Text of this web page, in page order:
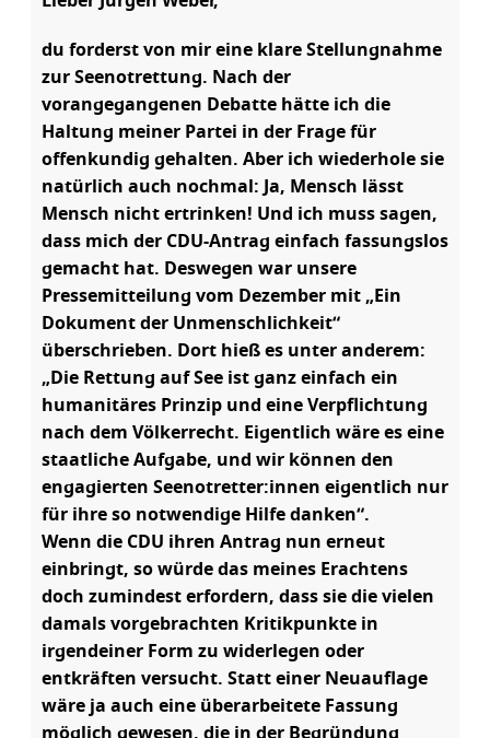
du forderst von mir eine klare Stellungnahme
zur Seenotrettung. Nach der
vorangegangenen Debatte hätte ich die
Haltung meiner Partei in der Frage für
offenkundig gehalten. Aber ich wiederhole sie
natürlich auch nochmal: Ja, Mensch lässt
Mensch nicht ertrinken! Und ich muss sagen,
dass mich der CDU-Antrag einfach fassungslos
gemacht hat. Deswegen war unsere
Pressemitteilung vom Dezember mit „Ein
Dokument der Unmenschlichkeit“
überschrieben. Dort hieß es unter anderem:
„Die Rettung auf See ist ganz einfach ein
humanitäres Prinzip und eine Verpflichtung
nach dem Völkerrecht. Eigentlich wäre es eine
staatliche Aufgabe, und wir können den
engagierten Seenotretter:innen eigentlich nur
für ihre so notwendige Hilfe danken“.
Wenn die CDU ihren Antrag nun erneut
einbringt, so würde das meines Erachtens
doch zumindest erfordern, dass sie die vielen
damals vorgebrachten Kritikpunkte in
irgendeiner Form zu widerlegen oder
entkräften versucht. Statt einer Neuauflage
wäre ja auch eine überarbeitete Fassung
möglich gewesen, die in der Begründung